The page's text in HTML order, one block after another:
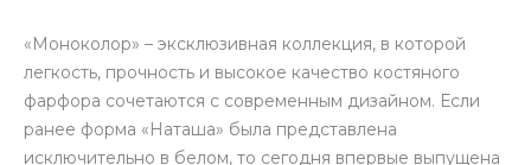
«Моноколор» – эксклюзивная коллекция, в которой
легкость, прочность и высокое качество костяного
фарфора сочетаются с современным дизайном. Если
ранее форма «Наташа» была представлена
исключительно в белом, то сегодня впервые выпущена